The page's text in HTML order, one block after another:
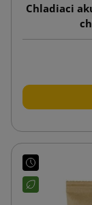
Chladiaci